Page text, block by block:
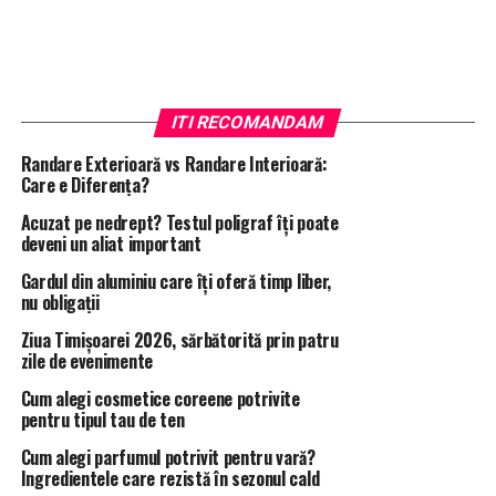
CORNELIAdin cadrul Prefecturii Judetului Prahova,
convorbire inregistrata de MOCANU pe data de
28.05.2015, reies
foarte multe aspecte ce intereseaza
636/P/2014al Parchetului de pe langa Curtea de Apel
Ploiesti, cauza instrumentata de procurorul Negulescu
Mircea, in care erau cercetatiTOADER CRISTINEL
pentru savarsirea infractiunilor de abuz in serviciu.
Enumeram exemplificativ, si nu limitativ, pe
urmatoarele:
mult pentru ca „a fost cu mana fisurata”;
ITI RECOMANDAM
Randare Exterioară vs Randare Interioară:
Care e Diferența?
Acuzat pe nedrept? Testul poligraf îţi poate
deveni un aliat important
Gardul din aluminiu care îți oferă timp liber,
nu obligații
Ziua Timișoarei 2026, sărbătorită prin patru
zile de evenimente
Cum alegi cosmetice coreene potrivite
pentru tipul tau de ten
Cum alegi parfumul potrivit pentru vară?
Ingredientele care rezistă în sezonul cald